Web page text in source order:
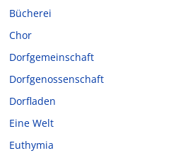
Bücherei
Chor
Dorfgemeinschaft
Dorfgenossenschaft
Dorfladen
Eine Welt
Euthymia